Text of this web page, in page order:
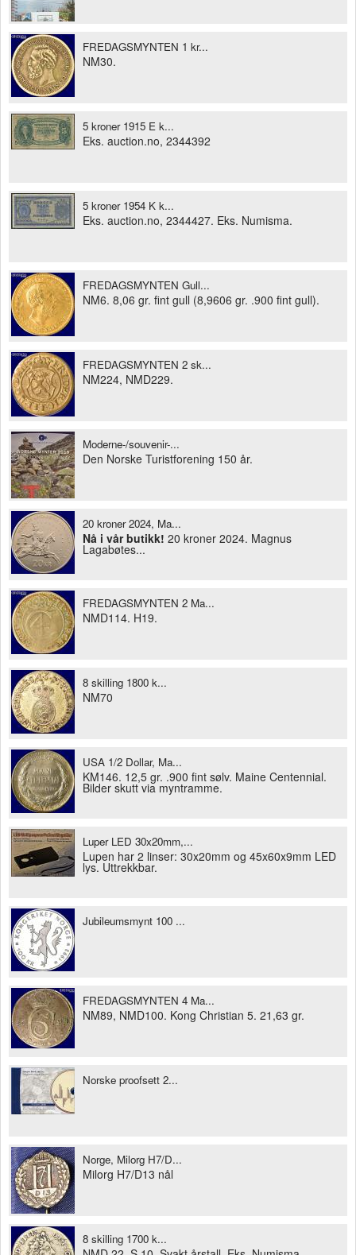
FREDAGSMYNTEN 1 kr...
NM30.
5 kroner 1915 E k...
Eks. auction.no, 2344392
5 kroner 1954 K k...
Eks. auction.no, 2344427. Eks. Numisma.
FREDAGSMYNTEN Gull...
NM6. 8,06 gr. fint gull (8,9606 gr. .900 fint gull).
FREDAGSMYNTEN 2 sk...
NM224, NMD229.
Moderne-/souvenir-...
Den Norske Turistforening 150 år.
20 kroner 2024, Ma...
Nå i vår butikk! 20 kroner 2024. Magnus
Lagabøtes...
FREDAGSMYNTEN 2 Ma...
NMD114. H19.
8 skilling 1800 k...
NM70
USA 1/2 Dollar, Ma...
KM146. 12,5 gr. .900 fint sølv. Maine Centennial.
Bilder skutt via myntramme.
Luper LED 30x20mm,...
Lupen har 2 linser: 30x20mm og 45x60x9mm LED
lys. Uttrekkbar.
Jubileumsmynt 100 ...
FREDAGSMYNTEN 4 Ma...
NM89, NMD100. Kong Christian 5. 21,63 gr.
Norske proofsett 2...
Norge, Milorg H7/D...
Milorg H7/D13 nål
8 skilling 1700 k...